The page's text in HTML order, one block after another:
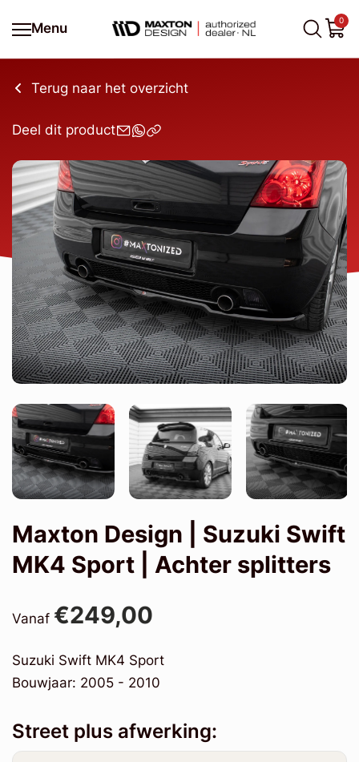
Menu
0
Terug naar het overzicht
Deel dit product
Maxton Design | Suzuki Swift
MK4 Sport | Achter splitters
Vanaf €249,00
Suzuki Swift MK4 Sport
Bouwjaar: 2005 - 2010
Street plus afwerking: